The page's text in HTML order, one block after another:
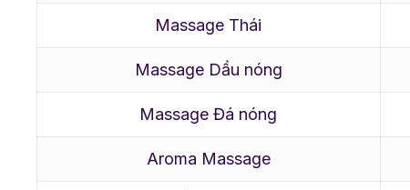
Massage Thái
Massage Dầu nóng
Massage Đá nóng
Aroma Massage